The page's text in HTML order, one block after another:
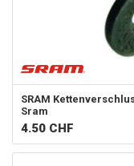
SRAM
Sram
4.50 CHF